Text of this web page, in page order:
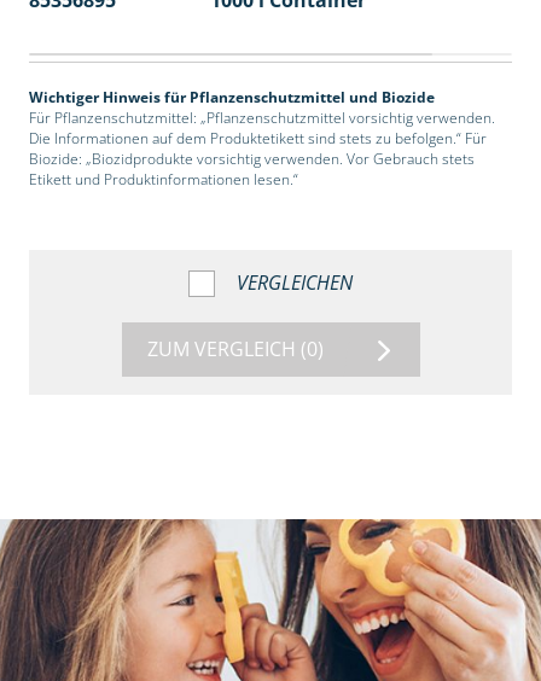
Wichtiger Hinweis für Pflanzenschutzmittel und Biozide
Für Pflanzenschutzmittel: „Pflanzenschutzmittel vorsichtig verwenden.
Die Informationen auf dem Produktetikett sind stets zu befolgen.“ Für
Biozide: „Biozidprodukte vorsichtig verwenden. Vor Gebrauch stets
Etikett und Produktinformationen lesen.“
VERGLEICHEN
ZUM VERGLEICH (0)